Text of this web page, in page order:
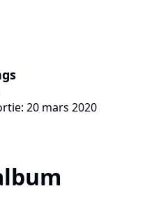
20 mars 2020